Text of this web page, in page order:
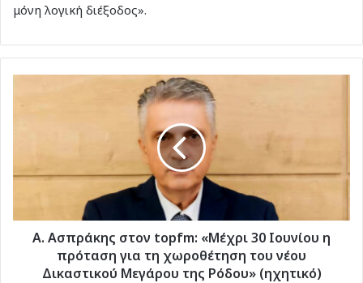
μόνη λογική διέξοδος».
30
Ιουνίου
πρόταση
χωροθέτηση
Α. Ασπράκης στον topfm: «Μέχρι 30 Ιουνίου η
πρόταση για τη χωροθέτηση του νέου
Δικαστικού Μεγάρου της Ρόδου» (ηχητικό)